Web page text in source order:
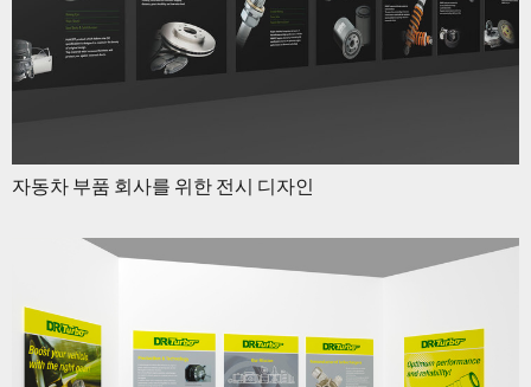
자동차 부품 회사를 위한 전시 디자인